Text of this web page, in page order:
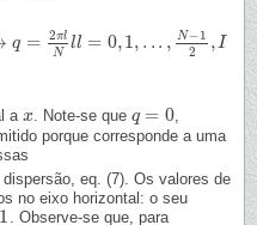
q = 2πl
N
ll = 0,1, . . . , N −1
2
,I
l=0, 1,.. .,N− 1 2 ,I
a x
x. Note-se que q = 0
q=0
,
porque corresponde a uma
eq. (7). Os valores de
no eixo horizontal: o seu
1
. Observe-se que, para